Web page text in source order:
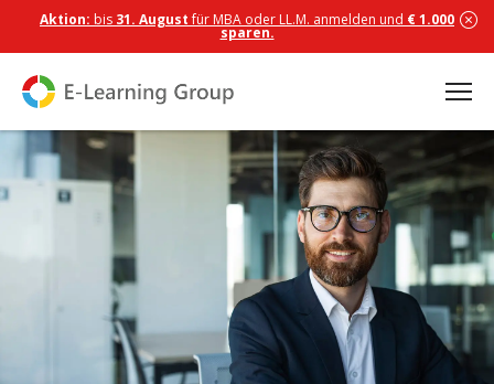
Aktion: bis 31. Augustfür MBA oder LL.M. anmelden und € 1.000
sparen.